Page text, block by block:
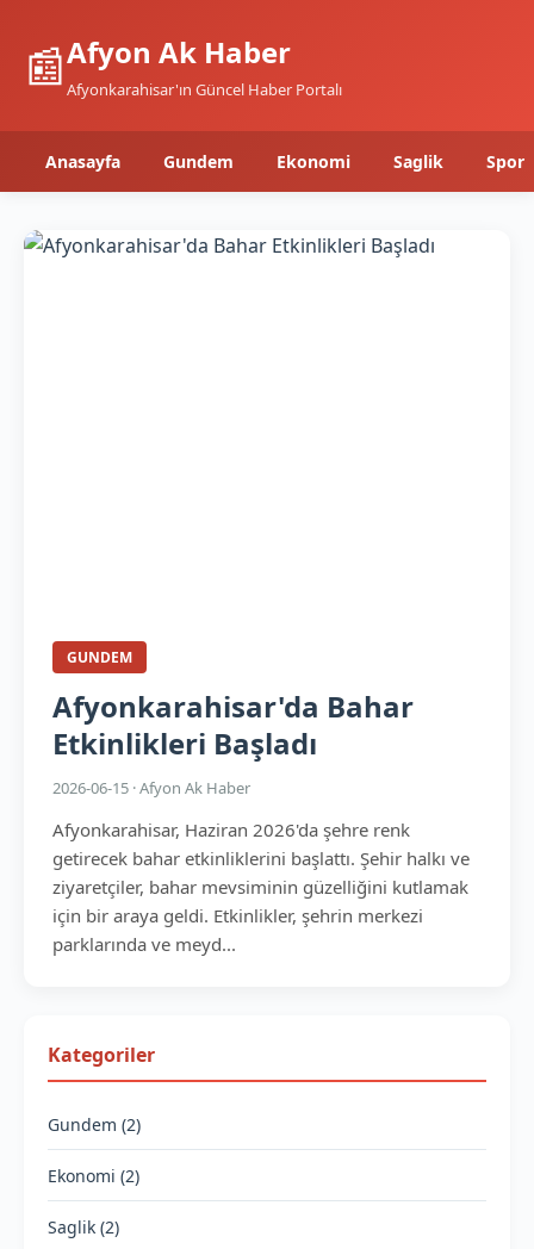
📰Afyon Ak Haber
Afyonkarahisar'ın Güncel Haber Portalı
Anasayfa Gundem Ekonomi Saglik Spor
GUNDEM
Afyonkarahisar'da Bahar
Etkinlikleri Başladı
2026-06-15 · Afyon Ak Haber
Afyonkarahisar, Haziran 2026'da şehre renk
getirecek bahar etkinliklerini başlattı. Şehir halkı ve
ziyaretçiler, bahar mevsiminin güzelliğini kutlamak
için bir araya geldi. Etkinlikler, şehrin merkezi
parklarında ve meyd...
Kategoriler
Gundem (2)
Ekonomi (2)
Saglik (2)